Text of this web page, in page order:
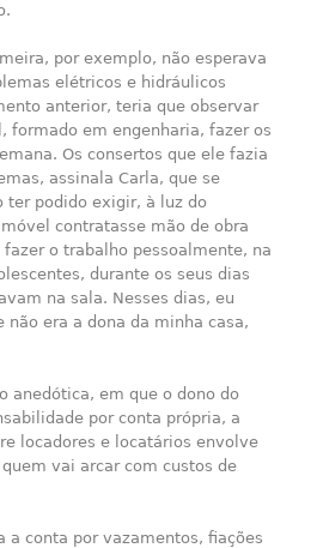
por exemplo, não esperava
elétricos e hidráulicos
anterior, teria que observar
formado em engenharia, fazer os
Os consertos que ele fazia
assinala Carla, que se
ter podido exigir, à luz do
contratasse mão de obra
o trabalho pessoalmente, na
durante os seus dias
na sala. Nesses dias, eu
era a dona da minha casa,
anedótica, em que o dono do
por conta própria, a
locadores e locatários envolve
vai arcar com custos de
a conta por vazamentos, fiações